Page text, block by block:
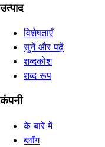
उत्पाद
विशेषताएँ
सुनें और पढ़ें
शब्दकोश
शब्द रूप
कंपनी
के बारे में
ब्लॉग